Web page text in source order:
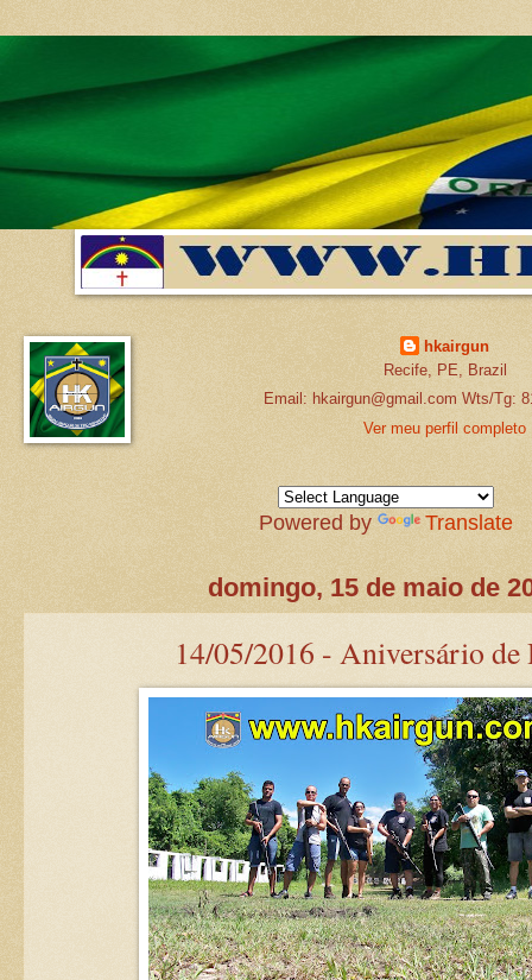
hkairgun
Recife, PE, Brazil
Email: hkairgun@gmail.com Wts/Tg:
Ver meu perfil completo
Powered by Translate
domingo, 15 de maio de
14/05/2016 - Aniversário de